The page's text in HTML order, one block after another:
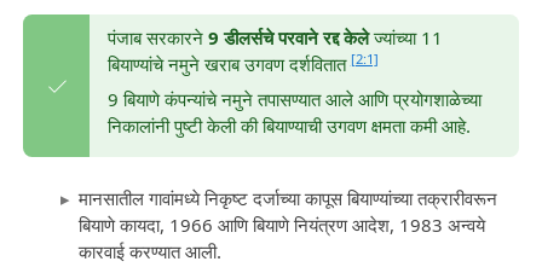
पंजाब सरकारने 9 डीलर्सचे परवाने रद्द केलेज्यांच्या 11
बियाण्यांचे नमुने खराब उगवण दर्शवितात[2:1]
9 बियाणे कंपन्यांचे नमुने तपासण्यात आले आणि प्रयोगशाळेच्या
निकालांनी पुष्टी केली की बियाण्याची उगवण क्षमता कमी आहे.
मानसातील गावांमध्ये निकृष्ट दर्जाच्या कापूस बियाण्यांच्या तक्रारीवरून
बियाणे कायदा, 1966 आणि बियाणे नियंत्रण आदेश, 1983 अन्वये
कारवाई करण्यात आली.